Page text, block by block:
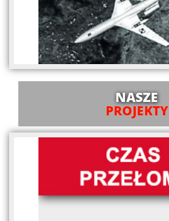
NASZE
PROJEKTY